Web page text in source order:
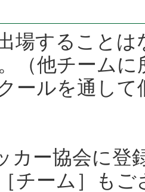
場すること
（他チーム
ールを通し
カー協会に登
［チーム］